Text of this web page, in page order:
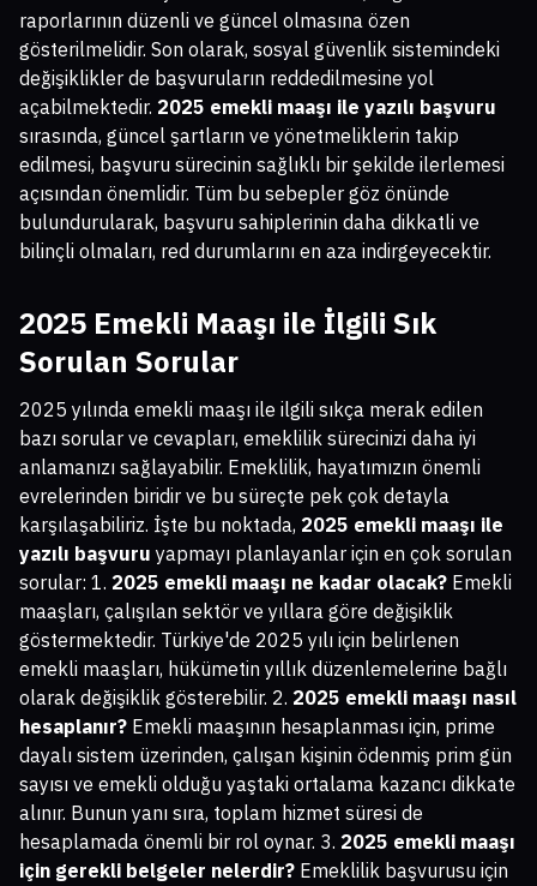
raporlarının düzenli ve güncel olmasına özen
gösterilmelidir. Son olarak, sosyal güvenlik sistemindeki
değişiklikler de başvuruların reddedilmesine yol
açabilmektedir. 2025 emekli maaşı ile yazılı başvuru
sırasında, güncel şartların ve yönetmeliklerin takip
edilmesi, başvuru sürecinin sağlıklı bir şekilde ilerlemesi
açısından önemlidir. Tüm bu sebepler göz önünde
bulundurularak, başvuru sahiplerinin daha dikkatli ve
bilinçli olmaları, red durumlarını en aza indirgeyecektir.
2025 Emekli Maaşı ile İlgili Sık
Sorulan Sorular
2025 yılında emekli maaşı ile ilgili sıkça merak edilen
bazı sorular ve cevapları, emeklilik sürecinizi daha iyi
anlamanızı sağlayabilir. Emeklilik, hayatımızın önemli
evrelerinden biridir ve bu süreçte pek çok detayla
karşılaşabiliriz. İşte bu noktada, 2025 emekli maaşı ile
yazılı başvuru yapmayı planlayanlar için en çok sorulan
sorular: 1. 2025 emekli maaşı ne kadar olacak? Emekli
maaşları, çalışılan sektör ve yıllara göre değişiklik
göstermektedir. Türkiye'de 2025 yılı için belirlenen
emekli maaşları, hükümetin yıllık düzenlemelerine bağlı
olarak değişiklik gösterebilir. 2. 2025 emekli maaşı nasıl
hesaplanır? Emekli maaşının hesaplanması için, prime
dayalı sistem üzerinden, çalışan kişinin ödenmiş prim gün
sayısı ve emekli olduğu yaştaki ortalama kazancı dikkate
alınır. Bunun yanı sıra, toplam hizmet süresi de
hesaplamada önemli bir rol oynar. 3. 2025 emekli maaşı
için gerekli belgeler nelerdir? Emeklilik başvurusu için